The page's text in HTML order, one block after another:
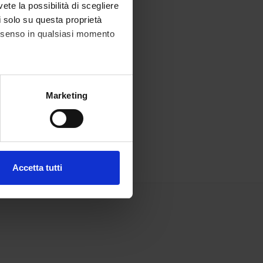
la possibilità di scegliere
su questa proprietà
in qualsiasi momento
metro,Marketing
Accetta tutti